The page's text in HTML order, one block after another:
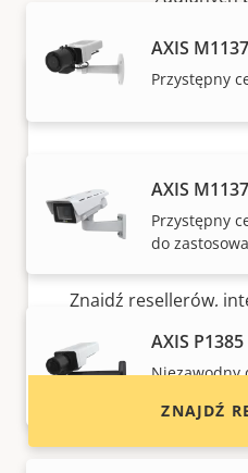
AXIS
Przystępny
AXIS
Przystępny
do
AXIS
Niezawodny
Chcesz kupić
Znajdź resellerów,
ZNAJDŹ